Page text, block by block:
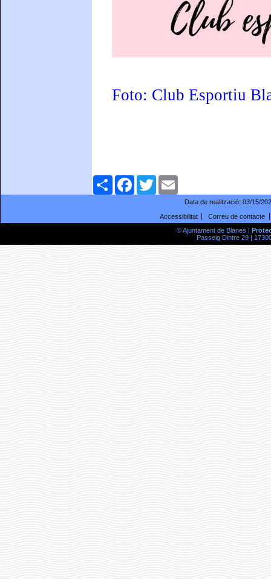
Foto: Club Esportiu
ComparteixFacebookTwitter
Data de realització: 03/15/
Accessibilitat
Correu de contacte
© Ajuntament de Blanes |
Passeig Dintre 29 |